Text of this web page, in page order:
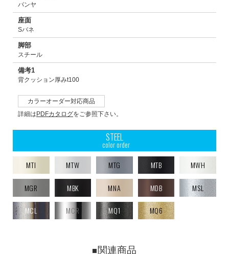
パンヤ
座面
Sバネ
脚部
スチール
備考1
背クッション厚みt100
カラーオーダー対応商品
詳細は PDFカタログをご参照下さい。
STEEL
color order
MTI
MTW MTG MTB MWH
MGR MBK MNA MDB MSL
MCL MCR MQ1 MQ6
関連商品